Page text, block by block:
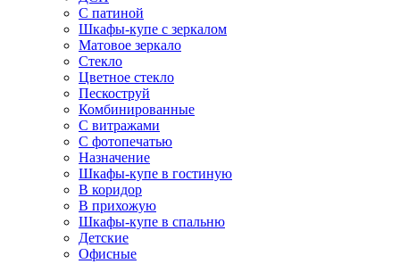
С патиной
Шкафы-купе с зеркалом
Матовое зеркало
Стекло
Цветное стекло
Пескоструй
Комбинированные
С витражами
С фотопечатью
Назначение
Шкафы-купе в гостиную
В коридор
В прихожую
Шкафы-купе в спальню
Детские
Офисные